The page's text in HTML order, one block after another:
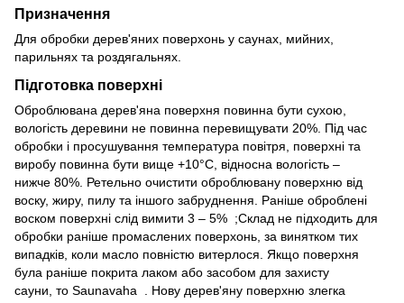
Призначення
Для обробки дерев'яних поверхонь у саунах, мийних,
парильнях та роздягальнях.
Підготовка поверхні
Оброблювана дерев'яна поверхня повинна бути сухою,
вологість деревини не повинна перевищувати 20%. Під час
обробки і просушування температура повітря, поверхні та
виробу повинна бути вище +10°C, відносна вологість –
нижче 80%. Ретельно очистити оброблювану поверхню від
воску, жиру, пилу та іншого забруднення. Раніше оброблені
воском поверхні слід вимити 3 – 5% ;Склад не підходить для
обробки раніше промаслених поверхонь, за винятком тих
випадків, коли масло повністю витерлося. Якщо поверхня
була раніше покрита лаком або засобом для захисту
сауни, то Saunavaha . Нову дерев'яну поверхню злегка